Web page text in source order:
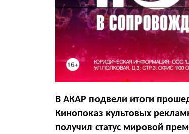
В АКАР подвели итоги
Кинопоказ культовых
получил статус мировой